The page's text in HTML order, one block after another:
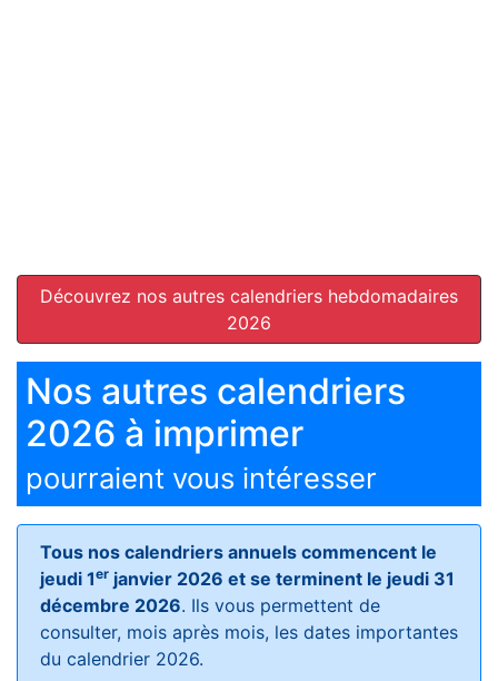
Découvrez nos autres calendriers hebdomadaires
2026
Nos autres calendriers
2026 à imprimer
pourraient vous intéresser
Tous nos calendriers annuels commencent le
jeudi 1er janvier 2026 et se terminent le jeudi 31
décembre 2026. Ils vous permettent de
consulter, mois après mois, les dates importantes
du calendrier 2026.